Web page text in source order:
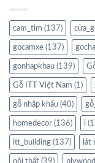
cam_tim (137)
gocamxe (137)
gonhapkhau (139)
Gỗ ITT Việt Nam (1)
gỗ nhập khẩu (40)
homedecor (136) i
itt_building (137) lát
nội thất (39) plywood